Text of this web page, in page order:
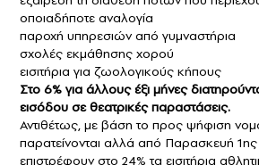
οποιαδήποτε αναλογία
παροχή υπηρεσιών από γυμναστήρια
σχολές εκμάθησης χορού
εισιτήρια για ζωολογικούς κήπους
Στο 6% για άλλους έξι μήνες
εισόδου σε θεατρικές παραστάσεις.
Αντιθέτως, με βάση το προς ψήφιση
παρατείνονται αλλά από Παρασκευή 1ης
επιστρέφουν στο 24% τα εισιτήρια